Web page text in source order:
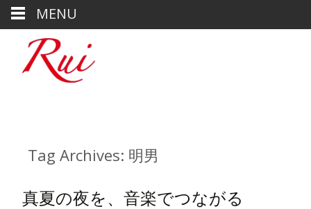
Tag Archives: 明男
真夏の夜を、音楽でつながる
MENU